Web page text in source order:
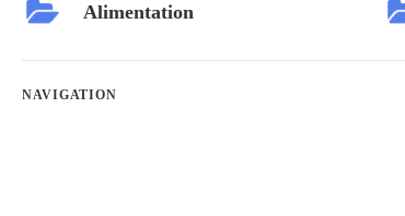
Alimentation
NAVIGATION